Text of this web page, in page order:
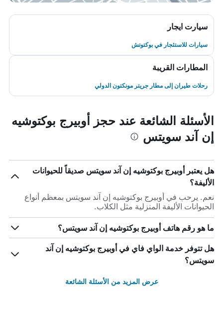
سيارت ايجار
سيارات للاستئجار في بوكتوتش
المطارات القريبة
رحلات طيران إلى مطار جريتر مونكتون الدولي
الأسئلة الشائعة عند حجز أوبيرج بوكتوشيه
إن آند سويتس
هل يعتبر أوبيرج بوكتوشيه إن آند سويتس صديقاً للحيوانات
الأليفة؟
نعم. يرحب في أوبيرج بوكتوشيه إن آند سويتس بمعظم أنواع
الحيوانات الأليفة المنزلية مثل الكلاب.
ما هو رقم هاتف أوبيرج بوكتوشيه إن آند سويتس؟
هل تتوفر خدمة الواي فاي في أوبيرج بوكتوشيه إن آند
سويتس؟
عرض المزيد من الأسئلة الشائعة